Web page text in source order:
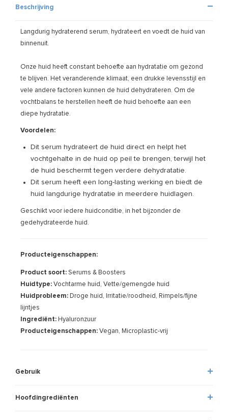
Beschrijving
Langdurig hydraterend serum, hydrateert en voedt de huid van
binnenuit.
Onze huid heeft constant behoefte aan hydratatie om gezond
te blijven. Het veranderende klimaat, een drukke levensstijl en
vele andere factoren kunnen de huid dehydrateren. Om de
vochtbalans te herstellen heeft de huid behoefte aan een
diepe hydratatie.
Voordelen:
Dit serum hydrateert de huid direct en helpt het
vochtgehalte in de huid op peil te brengen, terwijl het
de huid beschermt tegen verdere dehydratatie.
Dit serum heeft een long-lasting werking en biedt de
huid langdurige hydratatie in meerdere huidlagen.
Geschikt voor iedere huidconditie, in het bijzonder de
gedehydrateerde huid.
Producteigenschappen:
Product soort: Serums & Boosters
Huidtype: Vochtarme huid, Vette/gemengde huid
Huidprobleem: Droge huid, Irritatie/roodheid, Rimpels/fijne
lijntjes
Ingrediënt: Hyaluronzuur
Producteigenschappen: Vegan, Microplastic-vrij
Gebruik
Hoofdingrediënten